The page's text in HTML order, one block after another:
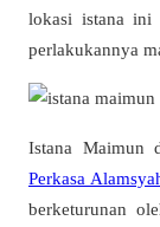
lokasi istana ini
perlakukannya
Istana Maimun
Perkasa
berketurunan